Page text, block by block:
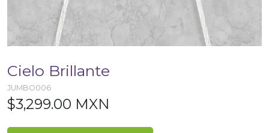
Cielo Brillante
JUMBO006
$3,299.00 MXN